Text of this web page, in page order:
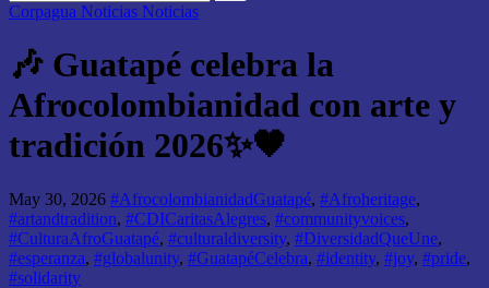
Corpagua Noticias Noticias
🎶 Guatapé celebra la
Afrocolombianidad con arte y
tradición 2026✨🖤
May 30, 2026 #AfrocolombianidadGuatapé, #Afroheritage,
#artandtradition, #CDICaritasAlegres, #communityvoices,
#CulturaAfroGuatapé, #culturaldiversity, #DiversidadQueUne,
#esperanza, #globalunity, #GuatapéCelebra, #identity, #joy, #pride,
#solidarity